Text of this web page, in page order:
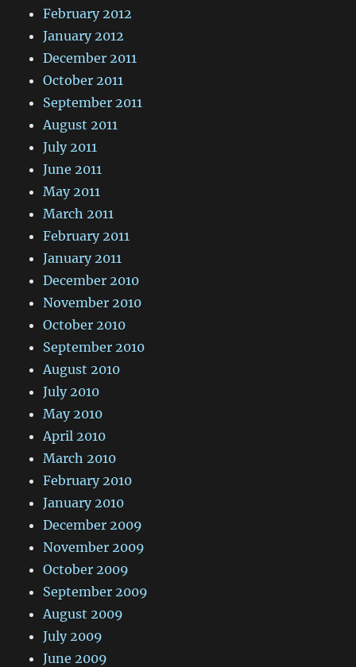
February 2012
January 2012
December 2011
October 2011
September 2011
August 2011
July 2011
June 2011
May 2011
March 2011
February 2011
January 2011
December 2010
November 2010
October 2010
September 2010
August 2010
July 2010
May 2010
April 2010
March 2010
February 2010
January 2010
December 2009
November 2009
October 2009
September 2009
August 2009
July 2009
June 2009